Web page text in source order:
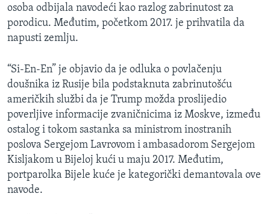
osoba odbijala navodeći kao razlog zabrinutost za
porodicu. Međutim, početkom 2017. je prihvatila da
napusti zemlju.
“Si-En-En” je objavio da je odluka o povlačenju
doušnika iz Rusije bila podstaknuta zabrinutošću
američkih službi da je Trump možda proslijedio
poverljive informacije zvaničnicima iz Moskve, između
ostalog i tokom sastanka sa ministrom inostranih
poslova Sergejom Lavrovom i ambasadorom Sergejom
Kisljakom u Bijeloj kući u maju 2017. Međutim,
portparolka Bijele kuće je kategorički demantovala ove
navode.